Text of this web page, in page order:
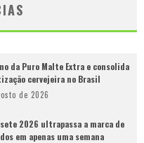
da Puro Malte Extra e consolida
cervejeira no Brasil
de 2026
2026 ultrapassa a marca de
em apenas uma semana